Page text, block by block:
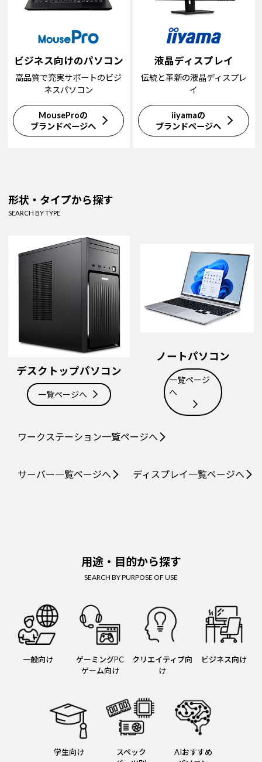
ビジネス向けのパソコン
高品質で充実サポートのビジ
ネスパソコン
MouseProの
ブランドページへ
液晶ディスプレイ
伝統と革新の液晶ディスプレ
イ
iiyamaの
ブランドページへ
形状・タイプから探す
SEARCH BY TYPE
デスクトップパソコン
一覧ページへ
ノートパソコン
一覧ページ
へ
ワークステーション一覧ページへ
サーバー一覧ページへ ディスプレイ一覧ページへ
用途・目的から探す
SEARCH BY PURPOSE OF USE
一般向け
ゲーミングPC
ゲーム向け
クリエイティブ向
け
ビジネス向け
学生向け
スペック
AIおすすめ